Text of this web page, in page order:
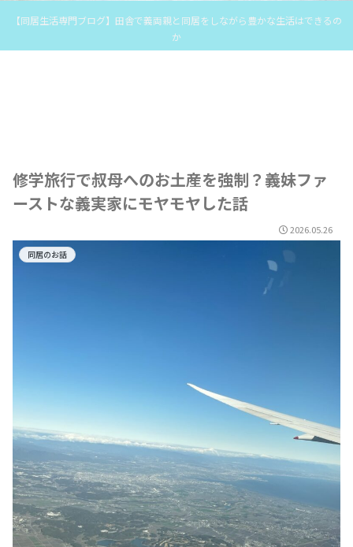
【同居生活専門ブログ】田舎で義両親と同居をしながら豊かな生活はできるの
か
修学旅行で叔母へのお土産を強制？義妹ファ
ーストな義実家にモヤモヤした話
2026.05.26
同居のお話